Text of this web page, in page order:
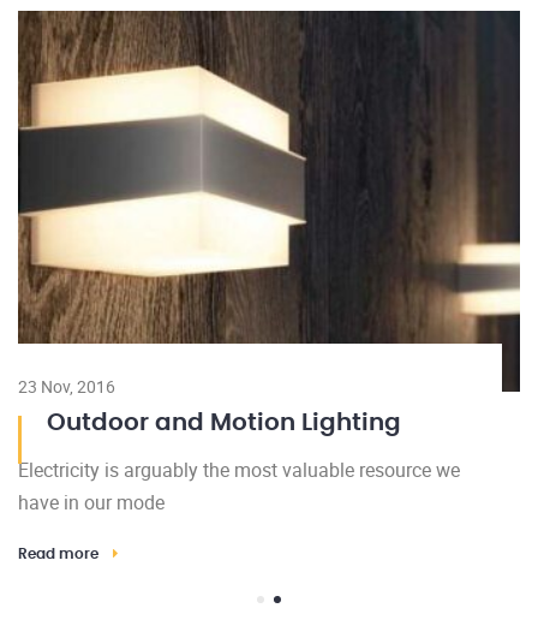
23 Nov, 2016
Outdoor and Motion Lighting
Electricity is arguably the most valuable resource we
have in our mode
Read more